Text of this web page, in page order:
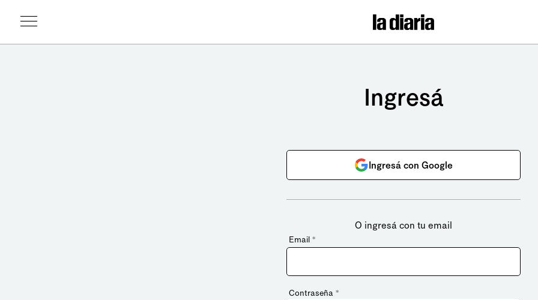
Ingresá
Ingresá con Google
O ingresá con tu email
Email *
Contraseña *